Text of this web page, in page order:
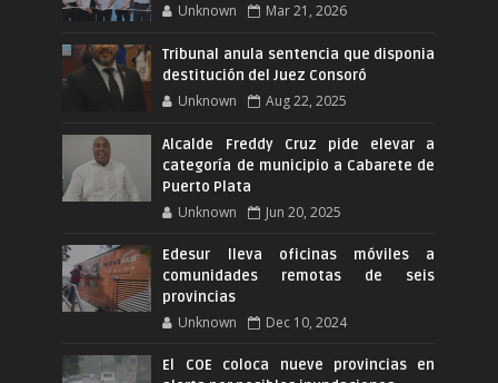
Unknown Mar 21, 2026
Tribunal anula sentencia que disponia
destitución del Juez Consoró
Unknown Aug 22, 2025
Alcalde Freddy Cruz pide elevar a
categoría de municipio a Cabarete de
Puerto Plata
Unknown Jun 20, 2025
Edesur lleva oficinas móviles a
comunidades remotas de seis
provincias
Unknown Dec 10, 2024
El COE coloca nueve provincias en